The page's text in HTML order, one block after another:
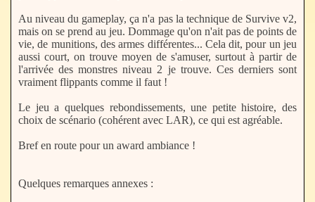
Au niveau du gameplay, ça n'a pas la technique de Survive v2,
mais on se prend au jeu. Dommage qu'on n'ait pas de points de
vie, de munitions, des armes différentes... Cela dit, pour un jeu
aussi court, on trouve moyen de s'amuser, surtout à partir de
l'arrivée des monstres niveau 2 je trouve. Ces derniers sont
vraiment flippants comme il faut !
Le jeu a quelques rebondissements, une petite histoire, des
choix de scénario (cohérent avec LAR), ce qui est agréable.
Bref en route pour un award ambiance !
Quelques remarques annexes :